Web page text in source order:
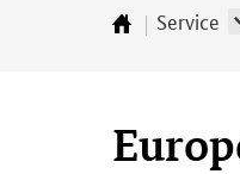
Raumfahrt
Startseite
Service